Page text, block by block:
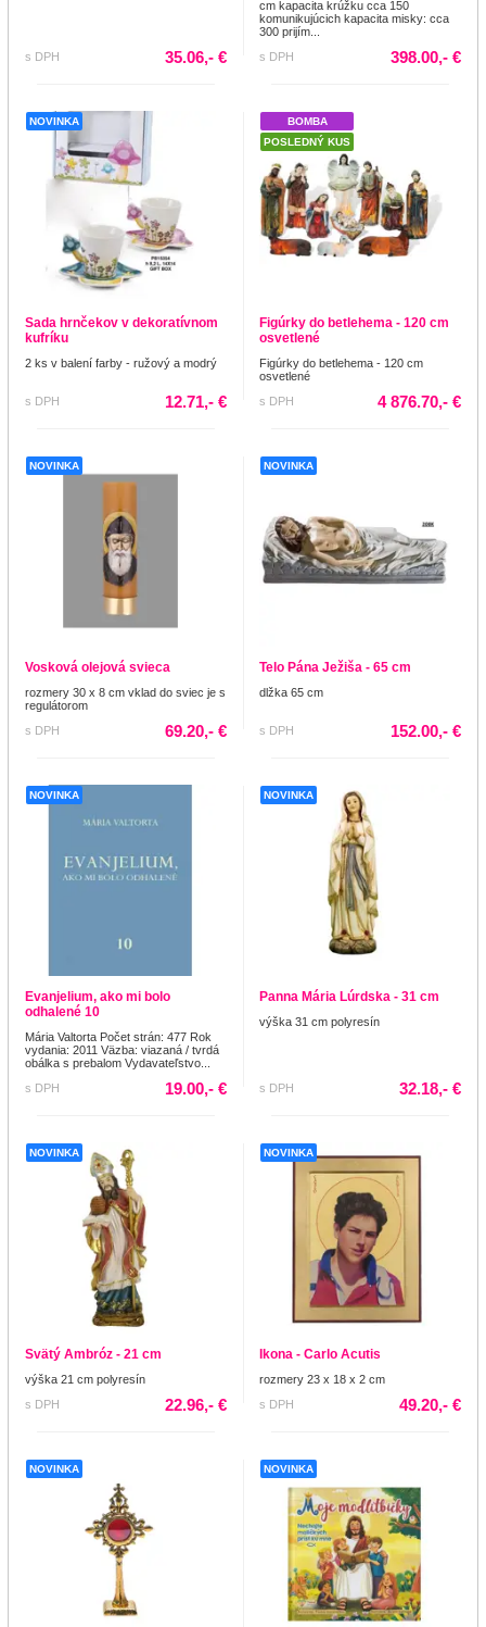
s DPH 35.06,- €
cm kapacita krúžku cca 150
komunikujúcich kapacita misky: cca
300 prijím...
s DPH
398.00,- €
NOVINKA
Sada hrnčekov v dekoratívnom
kufríku
2 ks v balení farby - ružový a modrý
s DPH 12.71,- €
BOMBA
POSLEDNÝ KUS
Figúrky do betlehema - 120 cm
osvetlené
Figúrky do betlehema - 120 cm
osvetlené
s DPH
4 876.70,- €
NOVINKA
Vosková olejová svieca
rozmery 30 x 8 cm vklad do sviec je s
regulátorom
s DPH
69.20,- €
NOVINKA
Telo Pána Ježiša - 65 cm
dlžka 65 cm
s DPH 152.00,- €
NOVINKA
Evanjelium, ako mi bolo
odhalené 10
Mária Valtorta Počet strán: 477 Rok
vydania: 2011 Väzba: viazaná / tvrdá
obálka s prebalom Vydavateľstvo...
s DPH
19.00,- €
NOVINKA
Panna Mária Lúrdska - 31 cm
výška 31 cm polyresín
s DPH 32.18,- €
NOVINKA
Svätý Ambróz - 21 cm
výška 21 cm polyresín
s DPH
22.96,- €
NOVINKA
Ikona - Carlo Acutis
rozmery 23 x 18 x 2 cm
s DPH
49.20,- €
NOVINKA NOVINKA